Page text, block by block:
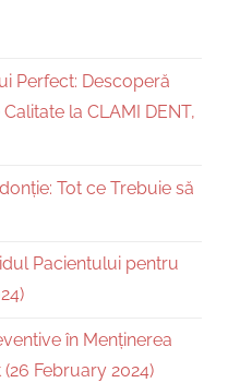
Perfect: Descoperă
la CLAMI DENT,
Tot ce Trebuie să
Pacientului pentru
în Menținerea
February 2024)